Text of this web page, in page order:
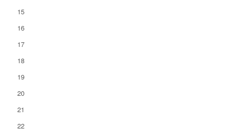
15
16
17
18
19
20
21
22